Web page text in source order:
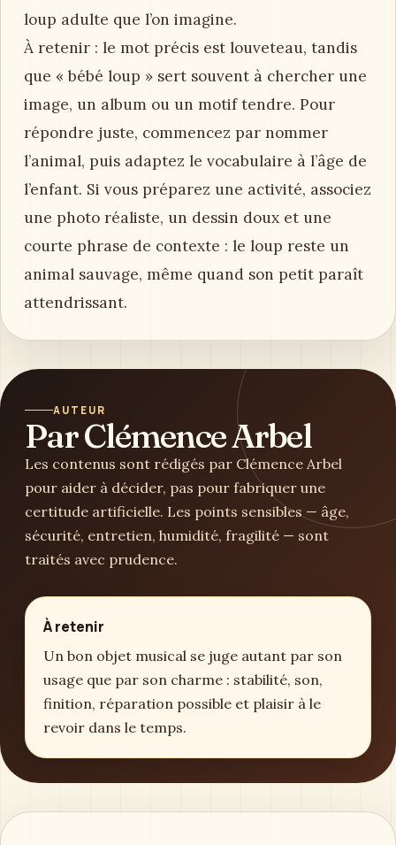
loup adulte que l’on imagine.
À retenir : le mot précis est louveteau, tandis
que « bébé loup » sert souvent à chercher une
image, un album ou un motif tendre. Pour
répondre juste, commencez par nommer
l’animal, puis adaptez le vocabulaire à l’âge de
l’enfant. Si vous préparez une activité, associez
une photo réaliste, un dessin doux et une
courte phrase de contexte : le loup reste un
animal sauvage, même quand son petit paraît
attendrissant.
AUTEUR
Par Clémence Arbel
Les contenus sont rédigés par Clémence Arbel
pour aider à décider, pas pour fabriquer une
certitude artificielle. Les points sensibles — âge,
sécurité, entretien, humidité, fragilité — sont
traités avec prudence.
À retenir
Un bon objet musical se juge autant par son
usage que par son charme : stabilité, son,
finition, réparation possible et plaisir à le
revoir dans le temps.